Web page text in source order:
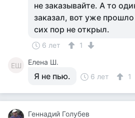
не заказывайте. А то
заказал, вот уже
сих пор не открыл.
6 лет 1
ЕШ Елена Ш.
Я не пью. 6 лет 1
Геннадий Голубев